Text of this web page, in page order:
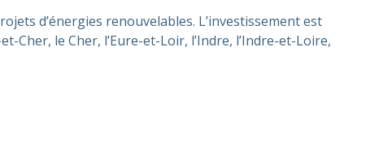
d’énergies renouvelables. L’investissement est
le Cher, l’Eure-et-Loir, l’Indre, l’Indre-et-Loire,